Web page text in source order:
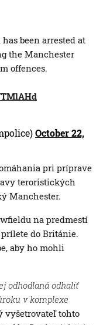
been arrested at
the Manchester
offences.
October 22,
pri príprave
teroristických
Manchester.
na predmestí
do Británie.
aby ho mohli
odhodlaná odhaliť
v komplexe
vyšetrovateľ tohto